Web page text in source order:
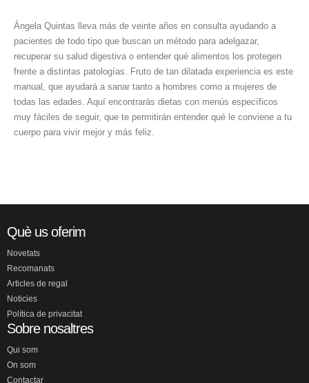
Ángela Quintas lleva más de veinte años en consulta ayudando a
pacientes de todo tipo que buscan un método para adelgazar,
recuperar su salud digestiva o entender qué alimentos los protegen
frente a distintas patologías. Fruto de tan dilatada experiencia es este
manual, que ayudará a sanar tanto a hombres como a mujeres de
todas las edades. Aquí encontrarás dietas con menús específicos
muy fáciles de seguir, que te permitirán entender qué le conviene a tu
cuerpo para vivir mejor y más feliz.
Què us oferim
Novetats
Recomanats
Articles de regal
Noticies
Política de privacitat
Sobre nosaltres
Qui som
On som
Contactar